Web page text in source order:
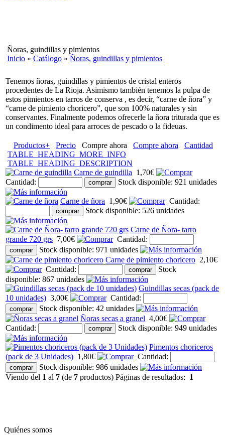
Ñoras, guindillas y pimientos
Inicio » Catálogo » Ñoras, guindillas y pimientos
Tenemos ñoras, guindillas y pimientos de cristal enteros
procedentes de La Rioja. Asimismo también tenemos la pulpa de
estos pimientos en tarros de conserva , es decir, “carne de ñora” y
“carne de pimiento choricero”, que son 100% naturales y sin
conservantes. Finalmente podemos ofrecerle la ñora triturada que es
un condimento ideal para arroces de pescado o la fideuas.
Productos+ Precio Compre ahora Compre ahora
Cantidad
TABLE_HEADING_MORE_INFO
TABLE_HEADING_DESCRIPTION
Carne de guindilla 1,70€
Cantidad:
Stock disponible: 921 unidades
Carne de ñora 1,90€
Cantidad:
Stock disponible: 526 unidades
Carne de Ñora- tarro
grande 720 grs 7,00€
Cantidad:
Stock disponible: 971 unidades
Carne de pimiento choricero 2,10€
Cantidad:
Stock
disponible: 867 unidades
Guindillas secas (pack de
10 unidades) 3,00€
Cantidad:
Stock disponible: 42 unidades
Ñoras secas a granel 4,00€
Cantidad:
Stock disponible: 949 unidades
Pimentos choriceros
(pack de 3 Unidades) 1,80€
Cantidad:
Stock disponible: 986 unidades
Viendo del 1 al 7 (de 7 productos) Páginas de resultados: 1
Quiénes somos